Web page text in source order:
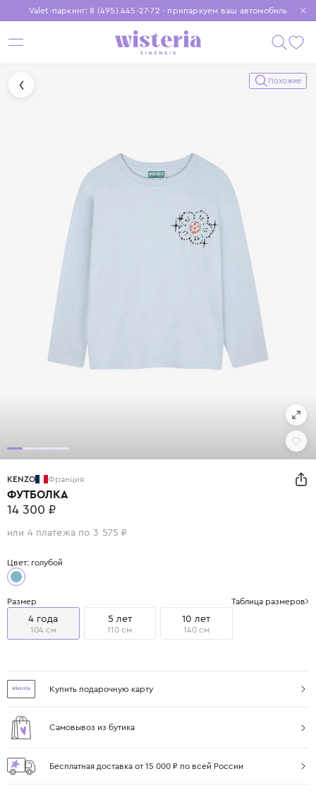
Valet-паркинг: 8 (495) 445-27-72 - припаркуем ваш автомобиль
Бесплатная доставка при заказе от 15 000 ₽
Установите приложение, чтобы покупки были еще удобнее
Похожие
KENZO Франция
ФУТБОЛКА
14 300 ₽
или 4 платежа по 3 575 ₽
Цвет: голубой
Размер Таблица размеров
4 года
104 см
5 лет
110 см
10 лет
140 см
Купить подарочную карту
Самовывоз из бутика
Бесплатная доставка от 15 000 ₽ по всей России